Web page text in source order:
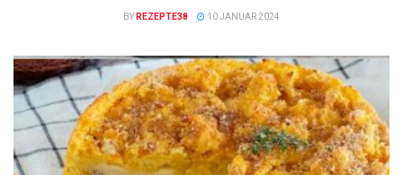
BY REZEPTE38 10 JANUAR 2024